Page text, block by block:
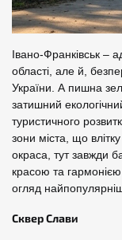
Івано-Франківськ –
області, але й,
України. А пишна
затишний
туристичного
зони міста, що
окраса, тут завжди
красою та
огляд
Сквер Слави